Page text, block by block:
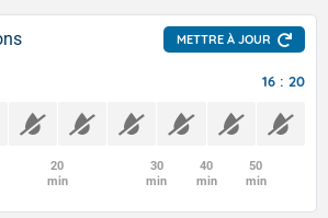
METTRE À JOUR
16 : 20
20
min
30
min
40
min
50
min